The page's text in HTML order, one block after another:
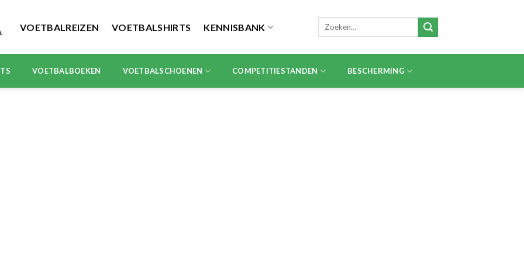
VOETBALREIZEN VOETBALSHIRTS KENNISBANK
Zoeken
VOETBALBOEKEN VOETBALSCHOENEN COMPETITIESTANDEN BESCHERMING